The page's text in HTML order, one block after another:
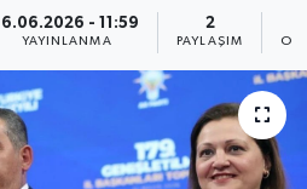
16.06.2026 - 11:59
YAYINLANMA
2
PAYLAŞIM